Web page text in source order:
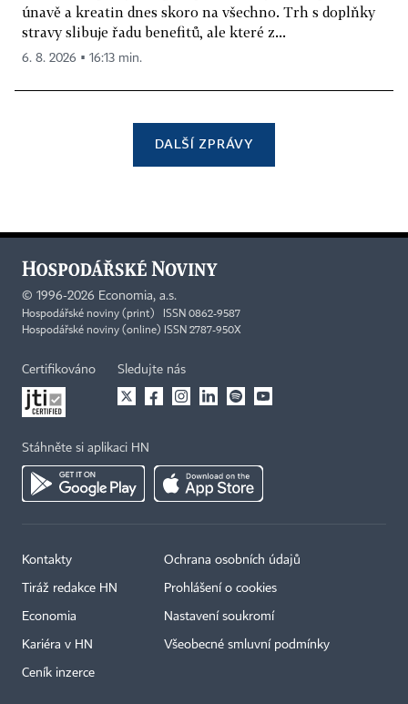
únavě a kreatin dnes skoro na všechno. Trh s doplňky
stravy slibuje řadu benefitů, ale které z...
6. 8. 2026 ▪ 16:13 min.
DALŠÍ ZPRÁVY
© 1996-2026 Economia, a.s.
Hospodářské noviny (print) ISSN 0862-9587
Hospodářské noviny (online) ISSN 2787-950X
Certifikováno Sledujte nás
Stáhněte si aplikaci HN
Kontakty
Tiráž redakce HN
Economia
Kariéra v HN
Ceník inzerce
Ochrana osobních údajů
Prohlášení o cookies
Nastavení soukromí
Všeobecné smluvní podmínky